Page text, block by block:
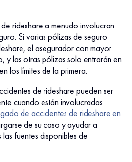
rideshare a menudo involucran
Si varias pólizas de seguro
el asegurador con mayor
y las otras pólizas solo entrarán en
los límites de la primera.
de rideshare pueden ser
cuando están involucradas
de accidentes de rideshare en
de su caso y ayudar a
fuentes disponibles de